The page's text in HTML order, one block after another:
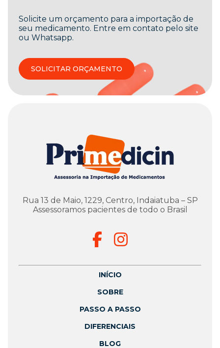
Solicite um orçamento para a importação de
seu medicamento. Entre em contato pelo site
ou Whatsapp.
SOLICITAR ORÇAMENTO
Rua 13 de Maio, 1229, Centro, Indaiatuba – SP
Assessoramos pacientes de todo o Brasil
INÍCIO
SOBRE
PASSO A PASSO
DIFERENCIAIS
BLOG